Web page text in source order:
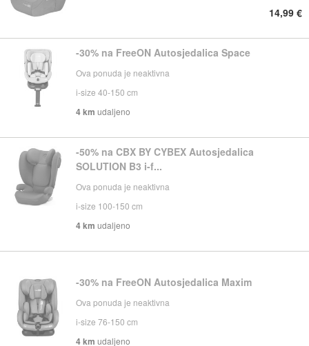
14,99 €
-30% na FreeON Autosjedalica Space
Ova ponuda je neaktivna
i-size 40-150 cm
4 km udaljeno
-50% na CBX BY CYBEX Autosjedalica
SOLUTION B3 i-f...
Ova ponuda je neaktivna
i-size 100-150 cm
4 km udaljeno
-30% na FreeON Autosjedalica Maxim
Ova ponuda je neaktivna
i-size 76-150 cm
4 km udaljeno